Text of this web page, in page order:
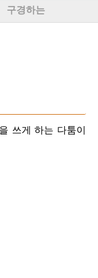
구경하는
쓰게 하는 다툼이